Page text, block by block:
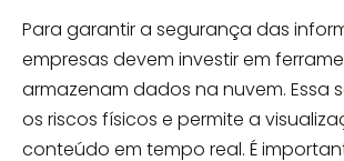
Para garantir a segurança das
empresas devem investir em
armazenam dados na nuvem. Essa
os riscos físicos e permite a
conteúdo em tempo real. É